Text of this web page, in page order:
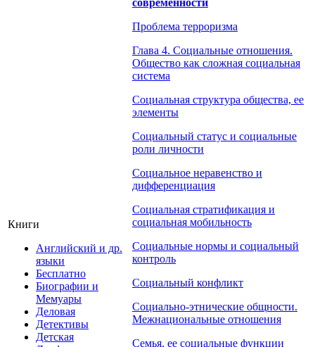
Книги
Английский и др.
языки
Бесплатно
Биографии и
Мемуары
Деловая
Детективы
Детская
современности
Проблема терроризма
Глава 4. Социальные отношения.
Общество как сложная социальная
система
Социальная структура общества, ее
элементы
Социальный статус и социальные
роли личности
Социальное неравенство и
дифференциация
Социальная стратификация и
социальная мобильность
Социальные нормы и социальный
контроль
Социальный конфликт
Социально-этнические общности.
Межнациональные отношения
Семья, ее социальные функции